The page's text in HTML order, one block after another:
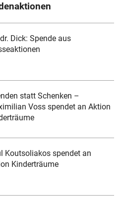
Dick: Spende aus
statt Schenken –
Voss spendet an Aktion
Koutsoliakos spendet an
Kinderträume